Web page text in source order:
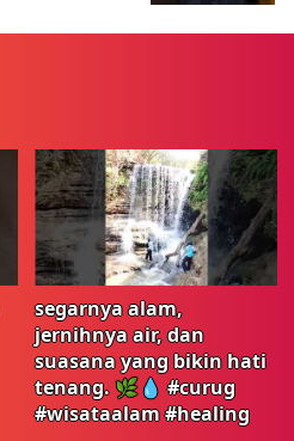
segarnya alam,
jernihnya air, dan
suasana yang bikin hati
tenang. 🌿💧 #curug
#wisataalam #healing